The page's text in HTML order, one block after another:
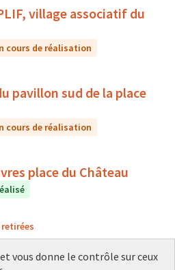
village associatif du
cours de réalisation
pavillon sud de la place
cours de réalisation
place du Château
vous donne le contrôle sur ceux